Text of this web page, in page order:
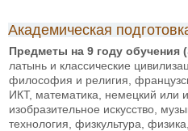
Академическая
Предметы на 9 году обучения
латынь и классические
философия и религия,
ИКТ, математика, немецкий или
изобразительное искусство,
технология, физкультура,